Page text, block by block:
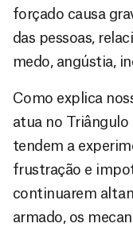
forçado causa
das pessoas,
medo, angústia,
Como explica
atua no Triângulo
tendem a
frustração e
continuarem
armado, os